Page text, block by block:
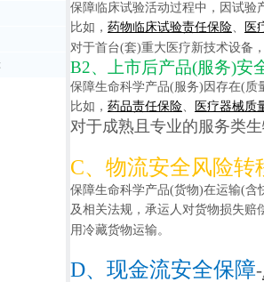
保障临床试验活动过程中，因试验
比如， 药物临床试验责任保险、
医
对于首台(套)重大医疗新技术设备
B2、上市后产品(服务)安
保障生命科学产品(服务)因存在(质
比如， 药品责任保险、 医疗器械质
对于成熟且专业的服务类
C、物流安全风险转
保障生命科学产品(货物)在运输(含
及相关法规，承运人对货物损失
用冷藏货物运输。
D、现金流安全保障-